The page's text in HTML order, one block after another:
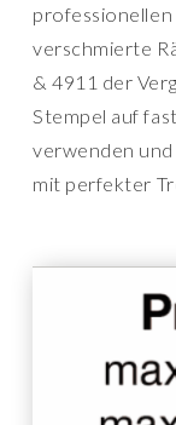
verschmierte
& 4911 der
Stempel auf
verwenden und
mit perfekter